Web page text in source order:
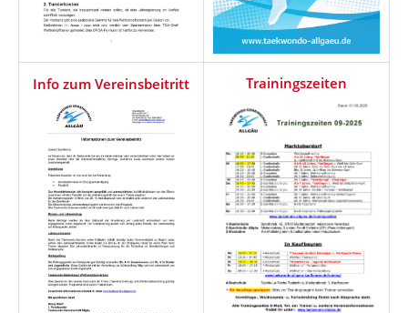
Info zum Vereinsbeitritt Trainingszeiten